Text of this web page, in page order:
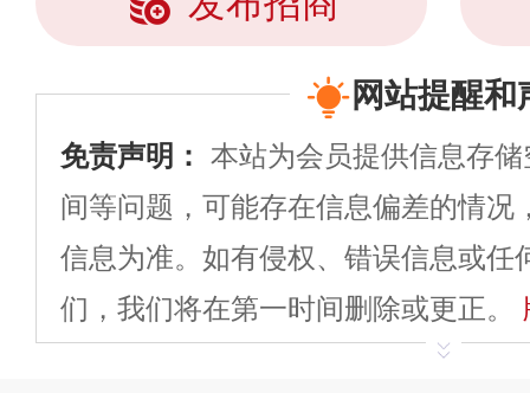
网站提醒和
免责声明： 本站为会员提供信息存
间等问题，可能存在信息偏差的情况
信息为准。如有侵权、错误信息或任
们，我们将在第一时间删除或更正。
平台自有内容（文字